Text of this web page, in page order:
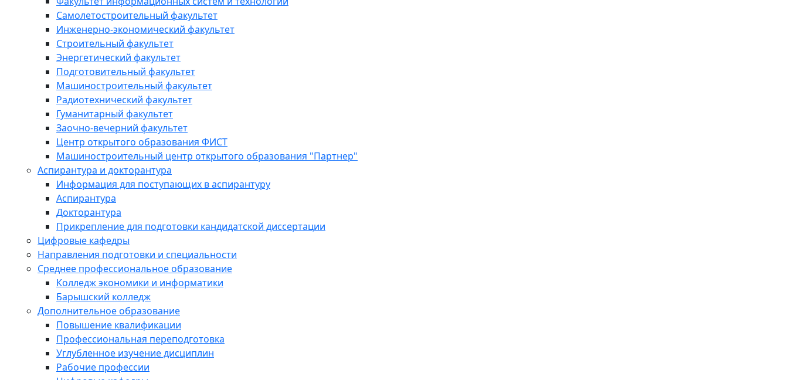
Самолетостроительный факультет
Инженерно-экономический факультет
Строительный факультет
Энергетический факультет
Подготовительный факультет
Машиностроительный факультет
Радиотехнический факультет
Гуманитарный факультет
Заочно-вечерний факультет
Центр открытого образования ФИСТ
Машиностроительный центр открытого образования "Партнер"
Аспирантура и докторантура
Информация для поступающих в аспирантуру
Аспирантура
Докторантура
Прикрепление для подготовки кандидатской диссертации
Цифровые кафедры
Направления подготовки и специальности
Среднее профессиональное образование
Колледж экономики и информатики
Барышский колледж
Дополнительное образование
Повышение квалификации
Профессиональная переподготовка
Углубленное изучение дисциплин
Рабочие профессии